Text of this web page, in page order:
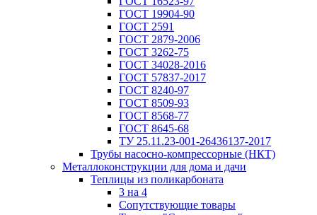
ГОСТ 19904-90
ГОСТ 2591
ГОСТ 2879-2006
ГОСТ 3262-75
ГОСТ 34028-2016
ГОСТ 57837-2017
ГОСТ 8240-97
ГОСТ 8509-93
ГОСТ 8568-77
ГОСТ 8645-68
ТУ 25.11.23-001-26436137-2017
Трубы насосно-компрессорные (НКТ)
Металлоконструкции для дома и дачи
Теплицы из поликарбоната
3 на 4
Сопутствующие товары